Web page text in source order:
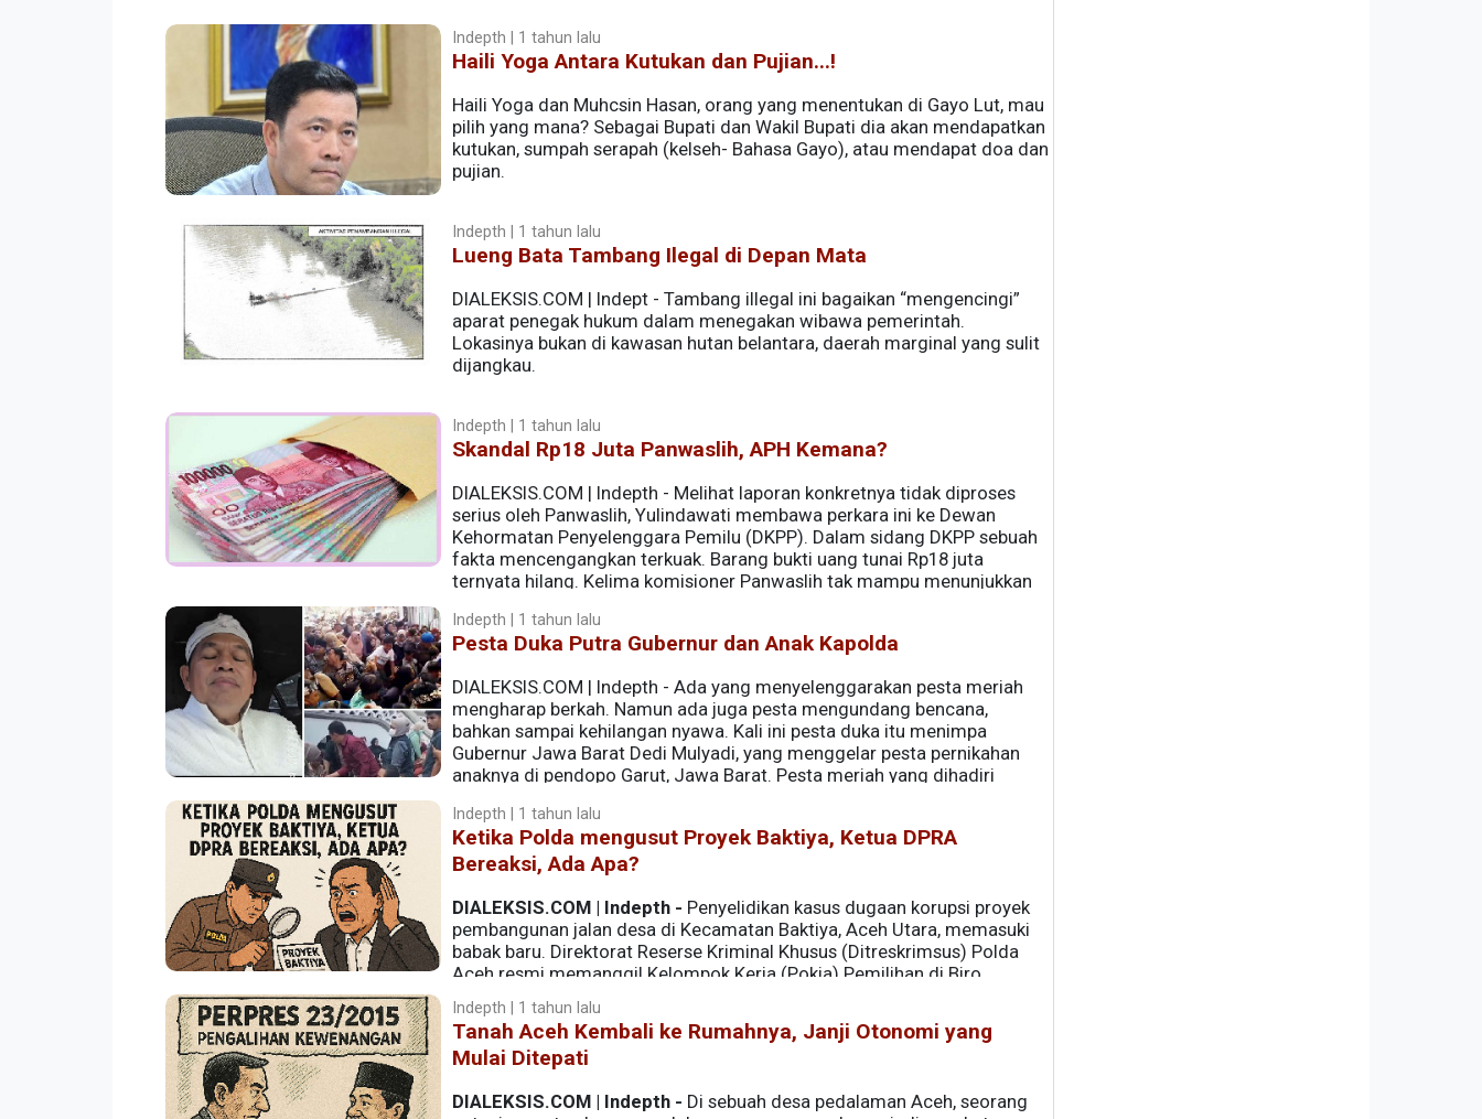
Indepth | 1 tahun lalu
Haili Yoga Antara Kutukan dan Pujian...!
Haili Yoga dan Muhcsin Hasan, orang yang menentukan di Gayo Lut, mau
pilih yang mana? Sebagai Bupati dan Wakil Bupati dia akan mendapatkan
kutukan, sumpah serapah (kelseh- Bahasa Gayo), atau mendapat doa dan
pujian.
Indepth | 1 tahun lalu
Lueng Bata Tambang Ilegal di Depan Mata
DIALEKSIS.COM | Indept - Tambang illegal ini bagaikan “mengencingi”
aparat penegak hukum dalam menegakan wibawa pemerintah.
Lokasinya bukan di kawasan hutan belantara, daerah marginal yang sulit
dijangkau.
Indepth | 1 tahun lalu
Skandal Rp18 Juta Panwaslih, APH Kemana?
DIALEKSIS.COM | Indepth - Melihat laporan konkretnya tidak diproses
serius oleh Panwaslih, Yulindawati membawa perkara ini ke Dewan
Kehormatan Penyelenggara Pemilu (DKPP). Dalam sidang DKPP sebuah
fakta mencengangkan terkuak. Barang bukti uang tunai Rp18 juta
ternyata hilang. Kelima komisioner Panwaslih tak mampu menunjukkan
bukti uang yang dulu mereka sita.
Indepth | 1 tahun lalu
Pesta Duka Putra Gubernur dan Anak Kapolda
DIALEKSIS.COM | Indepth - Ada yang menyelenggarakan pesta meriah
mengharap berkah. Namun ada juga pesta mengundang bencana,
bahkan sampai kehilangan nyawa. Kali ini pesta duka itu menimpa
Gubernur Jawa Barat Dedi Mulyadi, yang menggelar pesta pernikahan
anaknya di pendopo Garut, Jawa Barat. Pesta meriah yang dihadiri
ribuan warga berubah menjadi petaka.
Indepth | 1 tahun lalu
Ketika Polda mengusut Proyek Baktiya, Ketua DPRA
Bereaksi, Ada Apa?
DIALEKSIS.COM | Indepth - Penyelidikan kasus dugaan korupsi proyek
pembangunan jalan desa di Kecamatan Baktiya, Aceh Utara, memasuki
babak baru. Direktorat Reserse Kriminal Khusus (Ditreskrimsus) Polda
Aceh resmi memanggil Kelompok Kerja (Pokja) Pemilihan di Biro
Pengadaan Barang dan Jasa (PBJ) Setda Aceh guna dimintai keterangan.
Indepth | 1 tahun lalu
Tanah Aceh Kembali ke Rumahnya, Janji Otonomi yang
Mulai Ditepati
DIALEKSIS.COM | Indepth - Di sebuah desa pedalaman Aceh, seorang